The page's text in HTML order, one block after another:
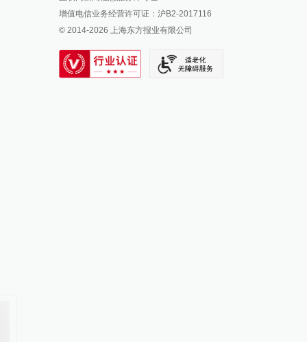
派生万物开放平台
IP SHANGHAI
SIXTH TONE
增值电信业务经营许可证：沪B2-2017116
© 2014-2026 上海东方报业有限公司